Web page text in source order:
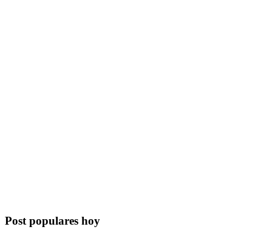
Post populares hoy